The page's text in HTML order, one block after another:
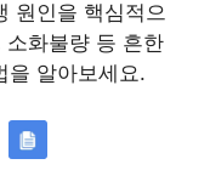
원인을 핵심적으
화불량 등 흔한
을 알아보세요.